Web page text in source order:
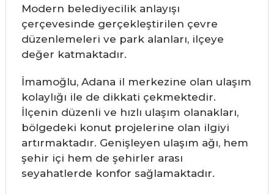
Modern belediyecilik anlayışı
çerçevesinde gerçekleştirilen çevre
düzenlemeleri ve park alanları, ilçeye
değer katmaktadır.
İmamoğlu, Adana il merkezine olan ulaşım
kolaylığı ile de dikkati çekmektedir.
İlçenin düzenli ve hızlı ulaşım olanakları,
bölgedeki konut projelerine olan ilgiyi
artırmaktadır. Genişleyen ulaşım ağı, hem
şehir içi hem de şehirler arası
seyahatlerde konfor sağlamaktadır.